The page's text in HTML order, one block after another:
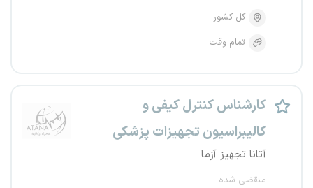
کل کشور
تمام وقت
کارشناس کنترل کیفی و
کالیبراسیون تجهیزات پزشکی
آتانا تجهیز آزما
منقضی شده